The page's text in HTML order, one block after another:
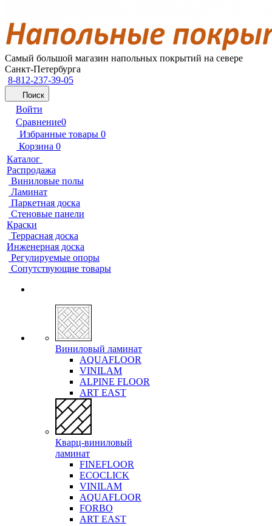
Самый большой магазин напольных покрытий на севере
Санкт-Петербурга
8-812-237-39-05
Поиск
Войти
Сравнение0
Избранные товары 0
Корзина 0
Каталог
Распродажа
Виниловые полы
Ламинат
Паркетная доска
Стеновые панели
Краски
Террасная доска
Инженерная доска
Регулируемые опоры
Сопутствующие товары
Виниловый ламинат
AQUAFLOOR
VINILAM
ALPINE FLOOR
ART EAST
Кварц-виниловый
ламинат
FINEFLOOR
ECOCLICK
VINILAM
AQUAFLOOR
FORBO
ART EAST